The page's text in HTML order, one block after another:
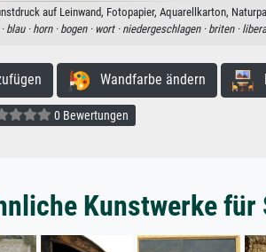
auf Leinwand, Fotopapier, Aquarellkarton,
blau · horn · bogen · wort · niedergeschlagen · briten ·
Wandfarbe ändern
0 Bewertungen
Kunstwerke für